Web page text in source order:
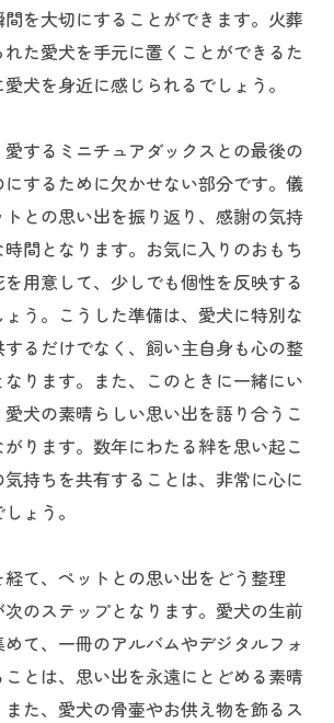
を大切にすることができます。火葬
た愛犬を手元に置くことができるた
犬を身近に感じられるでしょう。
するミニチュアダックスとの最後の
するために欠かせない部分です。儀
との思い出を振り返り、感謝の気持
間となります。お気に入りのおもち
用意して、少しでも個性を反映する
う。こうした準備は、愛犬に特別な
るだけでなく、飼い主自身も心の整
ります。また、このときに一緒にい
犬の素晴らしい思い出を語り合うこ
ります。数年にわたる絆を思い起こ
気持ちを共有することは、非常に心に
ょう。
て、ペットとの思い出をどう整理
次のステップとなります。愛犬の生前
て、一冊のアルバムやデジタルフォ
ことは、思い出を永遠にとどめる素晴
また、愛犬の骨壷やお供え物を飾るス